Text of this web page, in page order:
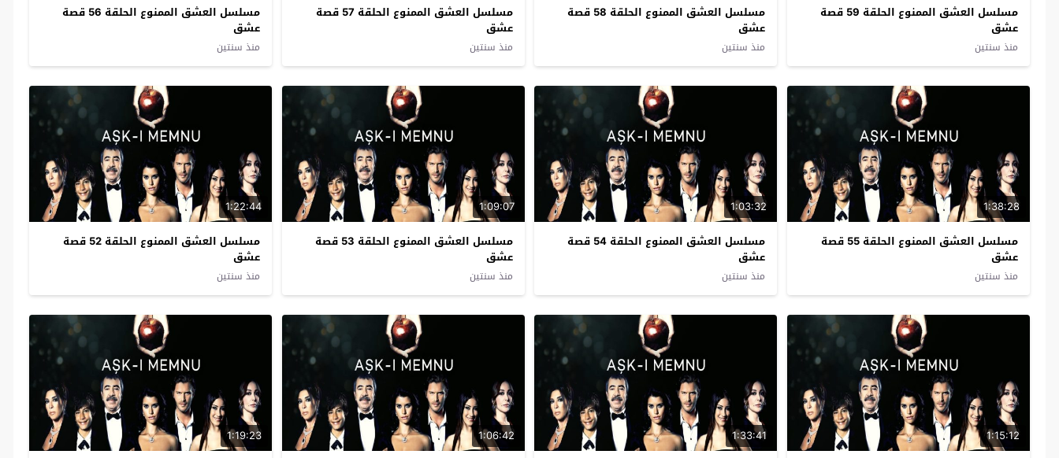
مسلسل العشق الممنوع الحلقة 59 قصة
عشق
منذ سنتين
مسلسل العشق الممنوع الحلقة 58 قصة
عشق
منذ سنتين
مسلسل العشق الممنوع الحلقة 57 قصة
عشق
منذ سنتين
مسلسل العشق الممنوع الحلقة 56 قصة
عشق
منذ سنتين
1:38:28
مسلسل العشق الممنوع الحلقة 55 قصة
عشق
منذ سنتين
1:03:32
مسلسل العشق الممنوع الحلقة 54 قصة
عشق
منذ سنتين
1:09:07
مسلسل العشق الممنوع الحلقة 53 قصة
عشق
منذ سنتين
1:22:44
مسلسل العشق الممنوع الحلقة 52 قصة
عشق
منذ سنتين
1:15:12
1:33:41
1:06:42
1:19:23